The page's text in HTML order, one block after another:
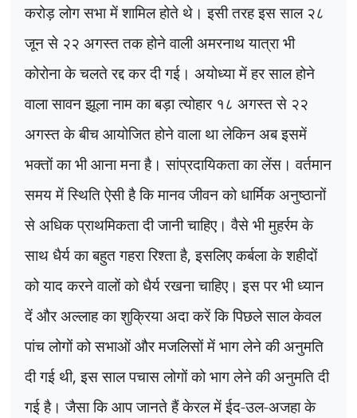
करोड़ लोग सभा में शामिल होते थे। इसी तरह इस साल २८
जून से २२ अगस्त तक होने वाली अमरनाथ यात्रा भी
कोरोना के चलते रद्द कर दी गई। अयोध्या में हर साल होने
वाला सावन झूला नाम का बड़ा त्योहार १८ अगस्त से २२
अगस्त के बीच आयोजित होने वाला था लेकिन अब इसमें
भक्तों का भी आना मना है। सांप्रदायिकता का लेंस। वर्तमान
समय में स्थिति ऐसी है कि मानव जीवन को धार्मिक अनुष्ठानों
से अधिक प्राथमिकता दी जानी चाहिए। वैसे भी मुहर्रम के
साथ धैर्य का बहुत गहरा रिश्ता है,इसलिए कर्बला के शहीदों
को याद करने वालों को धैर्य रखना चाहिए। इस पर भी ध्यान
दें और अल्लाह का शुक्रिया अदा करें कि पिछले साल केवल
पांच लोगों को सभाओं और मजलिसों में भाग लेने की अनुमति
दी गई थी,इस साल पचास लोगों को भाग लेने की अनुमति दी
गई है। जैसा कि आप जानते हैं केरल में ईद-उल-अजहा के